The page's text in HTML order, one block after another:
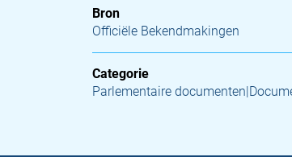
Bron
Officiële Bekendmakingen
Categorie
Parlementaire